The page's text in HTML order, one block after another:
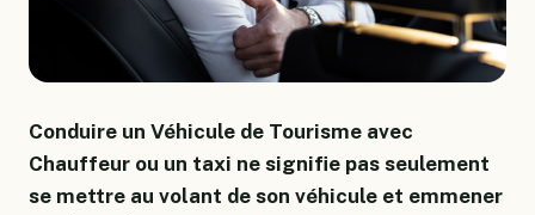
Conduire un Véhicule de Tourisme avec
Chauffeur ou un taxi ne signifie pas seulement
se mettre au volant de son véhicule et emmener